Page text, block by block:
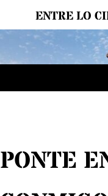
ENTRE LO
PONTE